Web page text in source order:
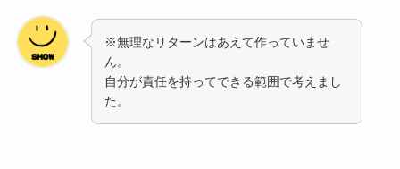
※無理なリターンはあえて作っていませ
ん。
自分が責任を持ってできる範囲で考えまし
た。